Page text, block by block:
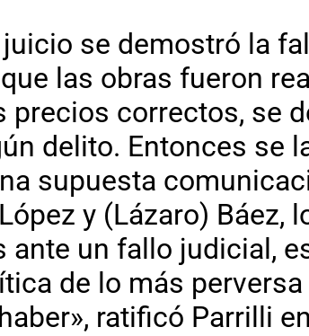
se demostró la
las obras fueron
precios correctos, se
delito. Entonces se
supuesta
y (Lázaro) Báez,
ante un fallo judicial,
de lo más
ratificó Parrilli